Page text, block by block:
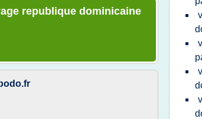
republique dominicaine